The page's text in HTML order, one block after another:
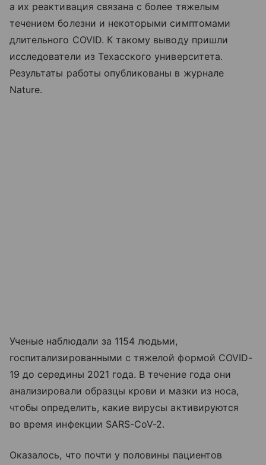
а их реактивация связана с более тяжелым
течением болезни и некоторыми симптомами
длительного COVID. К такому выводу пришли
исследователи из Техасского университета.
Результаты работы опубликованы в журнале
Nature.
Ученые наблюдали за 1154 людьми,
госпитализированными с тяжелой формой COVID-
19 до середины 2021 года. В течение года они
анализировали образцы крови и мазки из носа,
чтобы определить, какие вирусы активируются
во время инфекции SARS-CoV-2.
Оказалось, что почти у половины пациентов